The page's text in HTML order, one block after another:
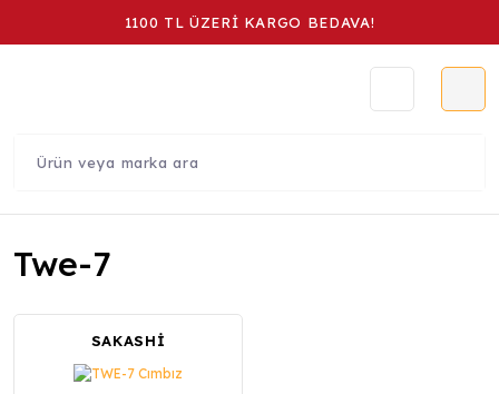
1100 TL ÜZERİ KARGO BEDAVA!
Twe-7
SAKASHİ